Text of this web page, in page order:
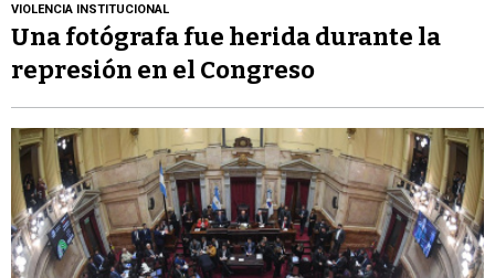
VIOLENCIA INSTITUCIONAL
Una fotógrafa fue herida durante la
represión en el Congreso